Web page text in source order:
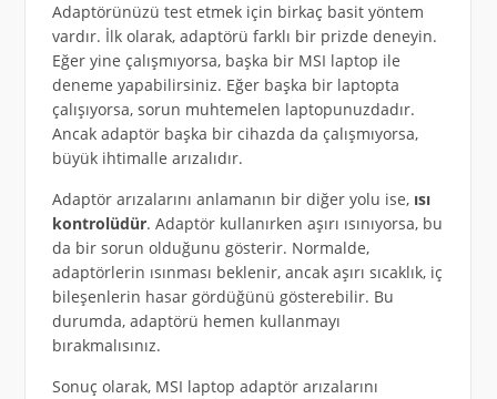
Adaptörünüzü test etmek için birkaç basit yöntem
vardır. İlk olarak, adaptörü farklı bir prizde deneyin.
Eğer yine çalışmıyorsa, başka bir MSI laptop ile
deneme yapabilirsiniz. Eğer başka bir laptopta
çalışıyorsa, sorun muhtemelen laptopunuzdadır.
Ancak adaptör başka bir cihazda da çalışmıyorsa,
büyük ihtimalle arızalıdır.
Adaptör arızalarını anlamanın bir diğer yolu ise, ısı
kontrolüdür. Adaptör kullanırken aşırı ısınıyorsa, bu
da bir sorun olduğunu gösterir. Normalde,
adaptörlerin ısınması beklenir, ancak aşırı sıcaklık, iç
bileşenlerin hasar gördüğünü gösterebilir. Bu
durumda, adaptörü hemen kullanmayı
bırakmalısınız.
Sonuç olarak, MSI laptop adaptör arızalarını